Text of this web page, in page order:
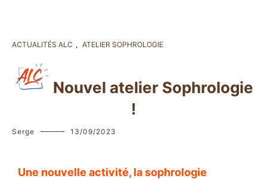
ACTUALITÉS ALC , ATELIER SOPHROLOGIE
Nouvel atelier Sophrologie
!
Serge 13/09/2023
Une nouvelle activité, la sophrologie